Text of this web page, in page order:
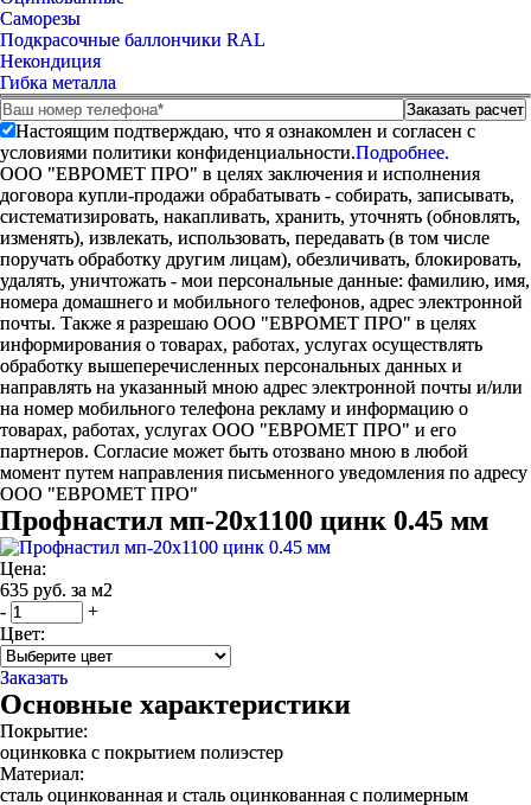
Саморезы
Подкрасочные баллончики RAL
Некондиция
Гибка металла
Настоящим подтверждаю, что я ознакомлен и согласен с
условиями политики конфиденциальности.Подробнее.
ООО "ЕВРОМЕТ ПРО" в целях заключения и исполнения
договора купли-продажи обрабатывать - собирать, записывать,
систематизировать, накапливать, хранить, уточнять (обновлять,
изменять), извлекать, использовать, передавать (в том числе
поручать обработку другим лицам), обезличивать, блокировать,
удалять, уничтожать - мои персональные данные: фамилию, имя,
номера домашнего и мобильного телефонов, адрес электронной
почты. Также я разрешаю ООО "ЕВРОМЕТ ПРО" в целях
информирования о товарах, работах, услугах осуществлять
обработку вышеперечисленных персональных данных и
направлять на указанный мною адрес электронной почты и/или
на номер мобильного телефона рекламу и информацию о
товарах, работах, услугах ООО "ЕВРОМЕТ ПРО" и его
партнеров. Согласие может быть отозвано мною в любой
момент путем направления письменного уведомления по адресу
ООО "ЕВРОМЕТ ПРО"
Профнастил мп-20х1100 цинк 0.45 мм
Цена:
635 руб. за м2
-
+
Цвет:
Заказать
Основные характеристики
Покрытие:
оцинковка с покрытием полиэстер
Материал:
сталь оцинкованная и сталь оцинкованная с полимерным